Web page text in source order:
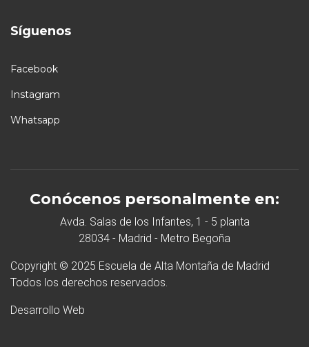
Síguenos
Facebook
Instagram
Whatsapp
Conócenos personalmente en:
Avda. Salas de los Infantes, 1 - 5 planta
28034 - Madrid - Metro Begoña
Copyright © 2025 Escuela de Alta Montaña de Madrid
Todos los derechos reservados.
Desarrollo Web